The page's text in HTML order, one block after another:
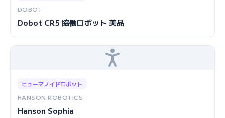
DOBOT
Dobot CR5 協働ロボット 美品
ヒューマノイドロボット
HANSON ROBOTICS
Hanson Sophia